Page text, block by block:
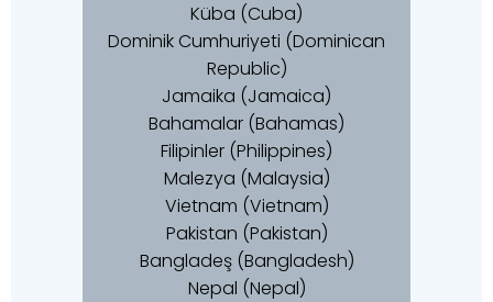
Küba (Cuba)
Dominik Cumhuriyeti (Dominican
Republic)
Jamaika (Jamaica)
Bahamalar (Bahamas)
Filipinler (Philippines)
Malezya (Malaysia)
Vietnam (Vietnam)
Pakistan (Pakistan)
Bangladeş (Bangladesh)
Nepal (Nepal)